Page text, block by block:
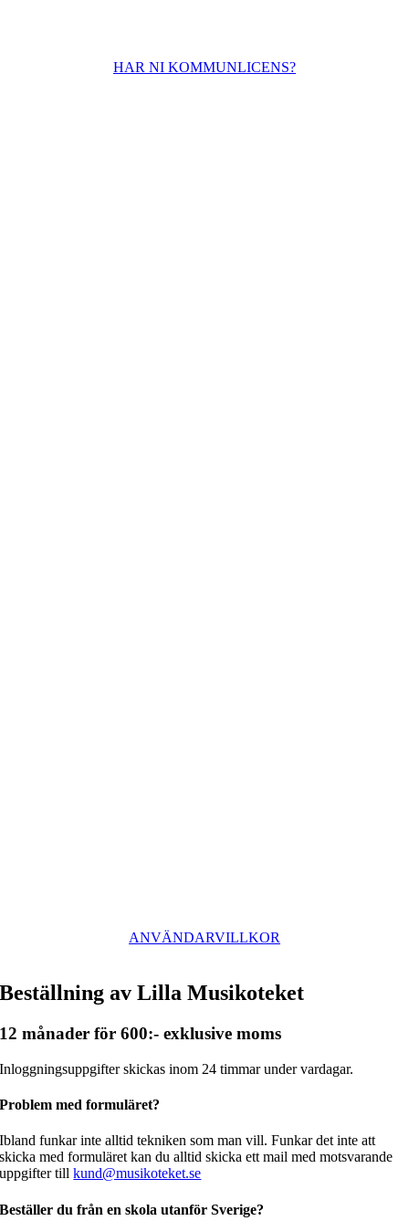
HAR NI KOMMUNLICENS?
ANVÄNDARVILLKOR
Beställning av Lilla Musikoteket
12 månader för 600:- exklusive moms
Inloggningsuppgifter skickas inom 24 timmar under vardagar.
Problem med formuläret?
Ibland funkar inte alltid tekniken som man vill. Funkar det inte att
skicka med formuläret kan du alltid skicka ett mail med motsvarande
uppgifter tillkund@musikoteket.se
Beställer du från en skola utanför Sverige?